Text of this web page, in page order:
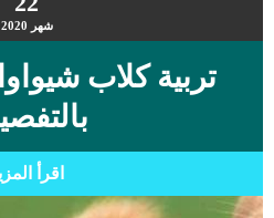
شهر 2020
تربية كلاب
اقرأ